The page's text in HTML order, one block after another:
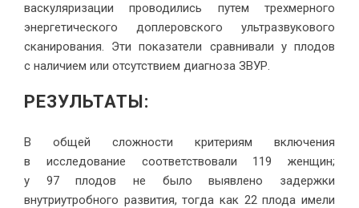
васкуляризации проводились путем трехмерного
энергетического доплеровского ультразвукового
сканирования. Эти показатели сравнивали у плодов
с наличием или отсутствием диагноза ЗВУР.
РЕЗУЛЬТАТЫ:
В общей сложности критериям включения
в исследование соответствовали 119 женщин;
у 97 плодов не было выявлено задержки
внутриутробного развития, тогда как 22 плода имели